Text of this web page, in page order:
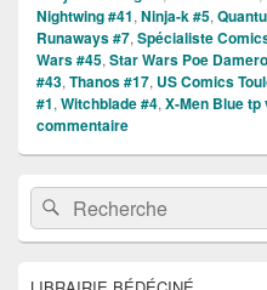
Nightwing #41, Ninja-k #5,
Runaways #7, Spécialiste
Wars #45, Star Wars Poe
#43, Thanos #17, US Comics
#1, Witchblade #4, X-Men Blue tp
commentaire
Zone
principale
de
widget
Recherche :Rechercher